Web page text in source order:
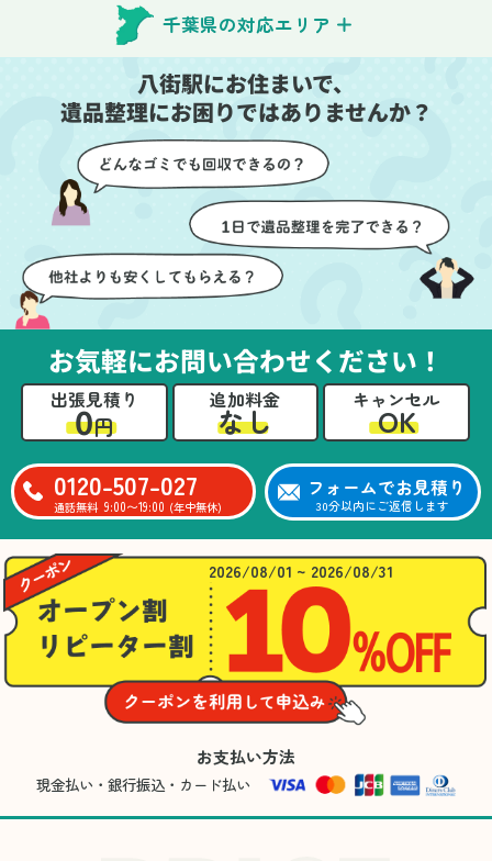
んが手際よく片付けてく
れたので、部屋が驚くほ
どスッキリしました。自
分では手が回らなかった
場所も含め、プロの力を
実感しました。
特に、物が散乱していた
部屋の整理や、細かなア
イテムの仕分けを迅速か
つ丁寧に対応していただ
けたのがありがたかった
です。家族それぞれが必
要なものを確認しながら
進めることができ、安心
できました。さらに、作
業終了後には部屋全体を
清掃していただき、まる
で新しい家のような清潔
よく対応していただき驚
きました。
当日は2名のスタッフが来
てくださり、作業の流れ
や注意点をしっかり説明
していただけたので、こ
ちらも安心感を持って作
業を見守ることができま
した。運び出しの際も、
壁や床を傷つけないよう
に細心の注意を払ってい
ただき、家全体がスムー
ズに片付いていくのがと
業が終わった後には、こ
ちらからお願いしなくて
も部屋を簡単に清掃して
いただけたのも好印象で
した。
サイクル可能なものにつ
いても教えていただき、
今後の片付けにも役立つ
知識が増えました。また
何かあれば、ぜひお願い
したいと思っています。
心のこもったサービスを
ありがとうございまし
た。
千葉県の対応エリア
八街駅にお住まいで、
遺品整理にお困りではありませんか？
お気軽にお問い合わせください！
出張見積り
0円
追加料金
なし
キャンセル
OK
0120-507-027
通話無料 9:00〜19:00 (年中無休)
フォームでお見積り
30分以内にご返信します
2026/08/01 ~ 2026/08/31
お支払い方法
現金払い・銀行振込・カード払い